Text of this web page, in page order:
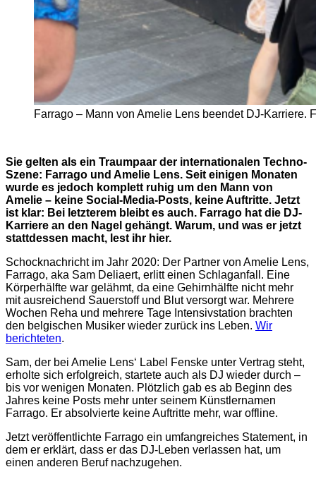
Farrago – Mann von Amelie Lens beendet DJ-Karriere.
Sie gelten als ein Traumpaar der internationalen Techno-
Szene: Farrago und Amelie Lens. Seit einigen Monaten
wurde es jedoch komplett ruhig um den Mann von
Amelie – keine Social-Media-Posts, keine Auftritte. Jetzt
ist klar: Bei letzterem bleibt es auch. Farrago hat die DJ-
Karriere an den Nagel gehängt. Warum, und was er jetzt
stattdessen macht, lest ihr hier.
Schocknachricht im Jahr 2020: Der Partner von Amelie Lens,
Farrago, aka Sam Deliaert, erlitt einen Schlaganfall. Eine
Körperhälfte war gelähmt, da eine Gehirnhälfte nicht mehr
mit ausreichend Sauerstoff und Blut versorgt war. Mehrere
Wochen Reha und mehrere Tage Intensivstation brachten
den belgischen Musiker wieder zurück ins Leben. Wir
berichteten.
Sam, der bei Amelie Lens‘ Label Fenske unter Vertrag steht,
erholte sich erfolgreich, startete auch als DJ wieder durch –
bis vor wenigen Monaten. Plötzlich gab es ab Beginn des
Jahres keine Posts mehr unter seinem Künstlernamen
Farrago. Er absolvierte keine Auftritte mehr, war offline.
Jetzt veröffentlichte Farrago ein umfangreiches Statement, in
dem er erklärt, dass er das DJ-Leben verlassen hat, um
einen anderen Beruf nachzugehen.